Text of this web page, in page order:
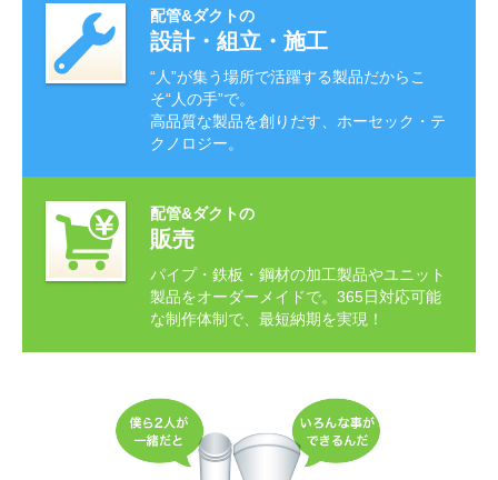
配管&ダクトの
設計・組立・施工
“人”が集う場所で活躍する製品だからこ
そ“人の手”で。
高品質な製品を創りだす、ホーセック・テ
クノロジー。
配管&ダクトの
販売
パイプ・鉄板・鋼材の加工製品やユニット
製品をオーダーメイドで。365日対応可能
な制作体制で、最短納期を実現！